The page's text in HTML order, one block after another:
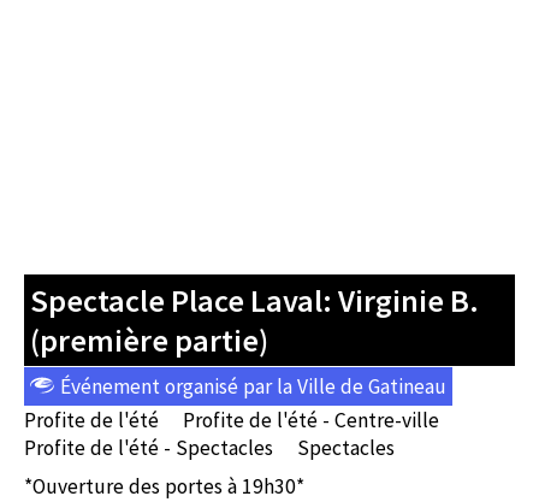
Spectacle Place Laval: Virginie B.
(première partie)
Événement organisé par la Ville de Gatineau
Profite de l'été
Profite de l'été - Centre-ville
Profite de l'été - Spectacles
Spectacles
*Ouverture des portes à 19h30*